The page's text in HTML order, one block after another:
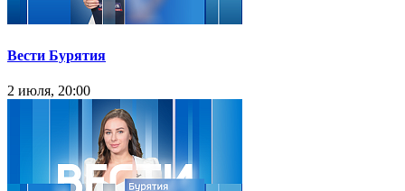
Вести Бурятия
2 июля, 20:00